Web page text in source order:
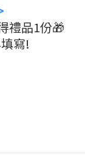
禮品1份🎁
寫!